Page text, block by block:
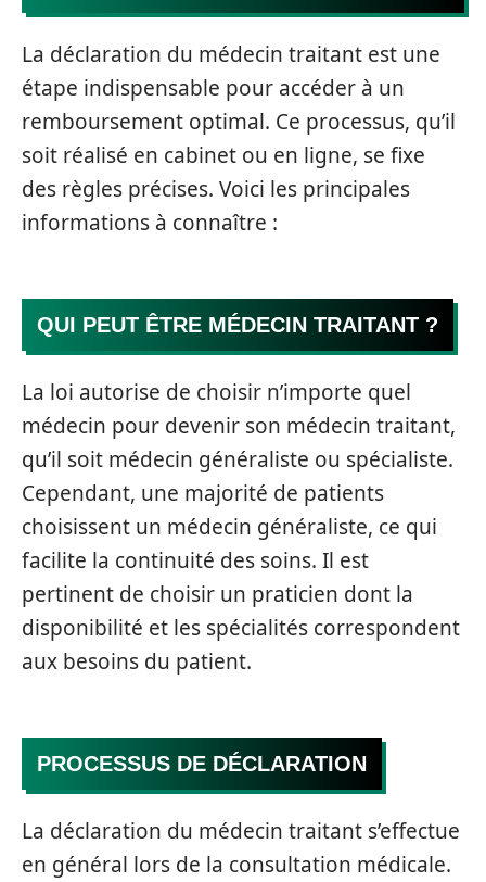
La déclaration du médecin traitant est une
étape indispensable pour accéder à un
remboursement optimal. Ce processus, qu’il
soit réalisé en cabinet ou en ligne, se fixe
des règles précises. Voici les principales
informations à connaître :
QUI PEUT ÊTRE MÉDECIN TRAITANT ?
La loi autorise de choisir n’importe quel
médecin pour devenir son médecin traitant,
qu’il soit médecin généraliste ou spécialiste.
Cependant, une majorité de patients
choisissent un médecin généraliste, ce qui
facilite la continuité des soins. Il est
pertinent de choisir un praticien dont la
disponibilité et les spécialités correspondent
aux besoins du patient.
PROCESSUS DE DÉCLARATION
La déclaration du médecin traitant s’effectue
en général lors de la consultation médicale.